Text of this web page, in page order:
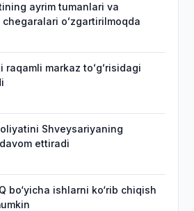
ayrim tumanlari va
oʻzgartirilmoqda
raqamli markaz toʻgʻrisidagi
Shveysariyaning
ettiradi
bo‘yicha ishlarni ko‘rib chiqish